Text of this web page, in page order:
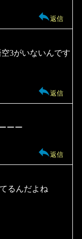
返信
3がいないんです
返信
ーー
返信
るんだよね